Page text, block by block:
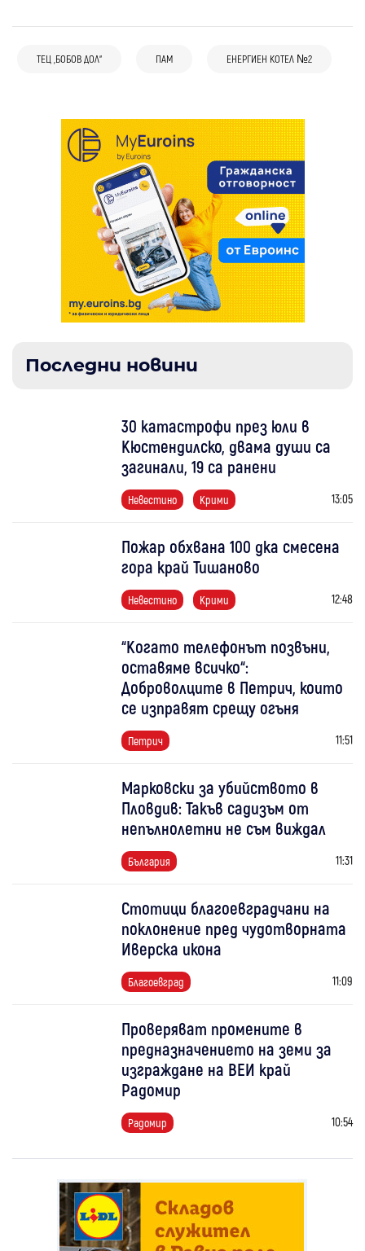
ТЕЦ „БОБОВ ДОЛ“ ПАМ ЕНЕРГИЕН КОТЕЛ №2
Работна среща във връзка с
справедлив преход започва в Дупница
Последни новини
30 катастрофи през юли в
Кюстендилско, двама души са
загинали, 19 са ранени
Невестино Крими 13:05
Пожар обхвана 100 дка смесена
гора край Тишаново
Невестино Крими 12:48
“Когато телефонът позвъни,
оставяме всичко“:
Доброволците в Петрич, които
се изправят срещу огъня
Петрич 11:51
Марковски за убийството в
Пловдив: Такъв садизъм от
непълнолетни не съм виждал
България 11:31
Стотици благоевградчани на
поклонение пред чудотворната
Иверска икона
Благоевград 11:09
Проверяват промените в
предназначението на земи за
изграждане на ВЕИ край
Радомир
Радомир 10:54